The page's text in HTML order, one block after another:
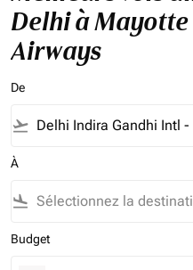
Delhi à Mayotte
Airways
De
flight_takeoff
À
flight_land
Budget